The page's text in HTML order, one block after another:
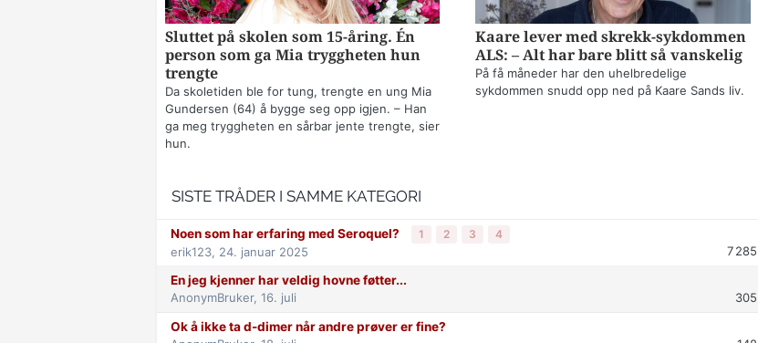
Sluttet på skolen som 15-åring. Én
person som ga Mia tryggheten hun
trengte
Da skoletiden ble for tung, trengte en ung Mia
Gundersen (64) å bygge seg opp igjen. – Han
ga meg tryggheten en sårbar jente trengte, sier
hun.
Kaare lever med skrekk-sykdommen
ALS: – Alt har bare blitt så vanskelig
På få måneder har den uhelbredelige
sykdommen snudd opp ned på Kaare Sands liv.
SISTE TRÅDER I SAMME KATEGORI
Noen som har erfaring med Seroquel? 1 2 3 4
erik123, 24. januar 2025
7 285
En jeg kjenner har veldig hovne føtter...
AnonymBruker, 16. juli
305
Ok å ikke ta d-dimer når andre prøver er fine?